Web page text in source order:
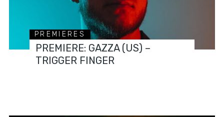
PREMIERES
PREMIERE: GAZZA (US) –
TRIGGER FINGER